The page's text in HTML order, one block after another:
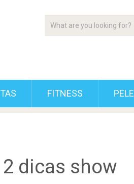
FITNESS PELE
dicas show